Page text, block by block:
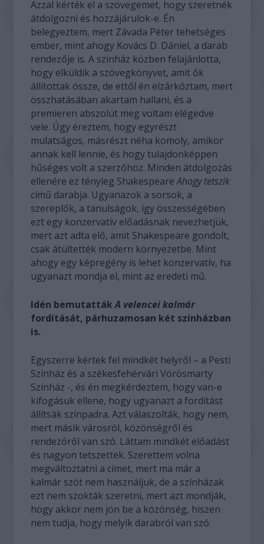
Azzal kérték el a szövegemet, hogy szeretnék
átdolgozni és hozzájárulok-e. Én
belegyeztem, mert Závada Péter tehetséges
ember, mint ahogy Kovács D. Dániel, a darab
rendezője is. A színház közben felajánlotta,
hogy elküldik a szövegkönyvet, amit ők
állítottak össze, de ettől én elzárkóztam, mert
összhatásában akartam hallani, és a
premieren abszolút meg voltam elégedve
vele. Úgy éreztem, hogy egyrészt
mulatságos, másrészt néha komoly, amikor
annak kell lennie, és hogy tulajdonképpen
hűséges volt a szerzőhöz. Minden átdolgozás
ellenére ez tényleg ShakespeareAhogy tetszik
című darabja. Ugyanazok a sorsok, a
szereplők, a tanulságok, így összességében
ezt egy konzervatív előadásnak nevezhetjük,
mert azt adta elő, amit Shakespeare gondolt,
csak átültették modern környezetbe. Mint
ahogy egy képregény is lehet konzervatív, ha
ugyanazt mondja el, mint az eredeti mű.
Idén bemutattákA velencei kalmár
fordítását, párhuzamosan két színházban
is.
Egyszerre kértek fel mindkét helyről – a Pesti
Színház és a székesfehérvári Vörösmarty
Színház -, és én megkérdeztem, hogy van-e
kifogásuk ellene, hogy ugyanazt a fordítást
állítsák színpadra. Azt válaszolták, hogy nem,
mert másik városról, közönségről és
rendezőről van szó. Láttam mindkét előadást
és nagyon tetszettek. Szerettem volna
megváltoztatni a címet, mert ma már a
kalmár szót nem használjuk, de a színházak
ezt nem szokták szeretni, mert azt mondják,
hogy akkor nem jön be a közönség, hiszen
nem tudja, hogy melyik darabról van szó.